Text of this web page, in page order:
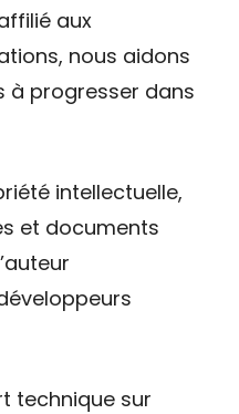
aux
nous aidons
à progresser dans
intellectuelle,
et documents
technique sur